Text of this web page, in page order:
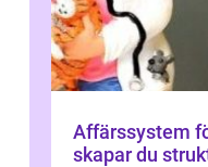
Affärssystem
skapar du